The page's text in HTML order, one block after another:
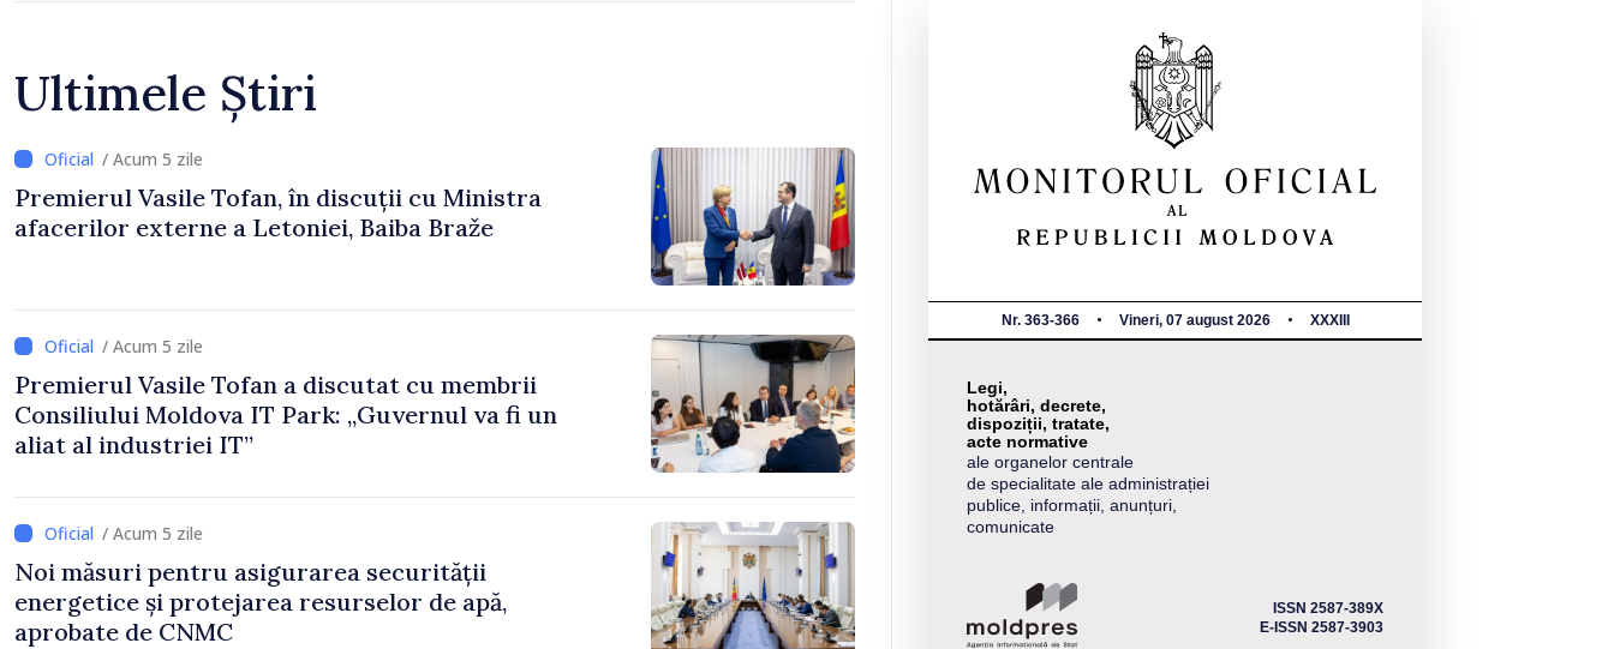
Ultimele Știri
/ Acum 5 zile
Premierul Vasile Tofan, în discuții cu Ministra
afacerilor externe a Letoniei, Baiba Braže
/ Acum 5 zile
Premierul Vasile Tofan a discutat cu membrii
Consiliului Moldova IT Park: „Guvernul va fi un
aliat al industriei IT”
/ Acum 5 zile
Noi măsuri pentru asigurarea securității
energetice și protejarea resurselor de apă,
aprobate de CNMC
Nr. 363-366 Vineri, 07 august 2026 XXXIII
Legi,
hotărâri, decrete,
dispoziții, tratate,
acte normative
ale organelor centrale
de specialitate ale administrației
publice, informații, anunțuri,
comunicate
ISSN 2587-389X
E-ISSN 2587-3903